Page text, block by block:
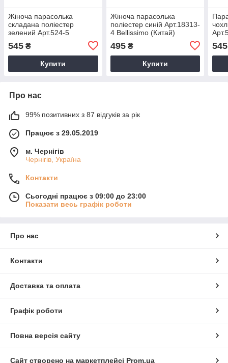
Жіноча парасолька
складана поліестер
зелений Арт.524-5
545 ₴
Купити
Жіноча парасолька
поліестер синій Арт.18313-
4 Bellissimo (Китай)
495₴
Купити
545
Про нас
99% позитивних з 87 відгуків за рік
Працює з 29.05.2019
м. Чернігів
Чернігів, Україна
Контакти
Сьогодні працює з 09:00 до 23:00
Показати весь графік роботи
Про нас
Контакти
Доставка та оплата
Графік роботи
Повна версія сайту
Сайт створено на маркетплейсі Prom.ua